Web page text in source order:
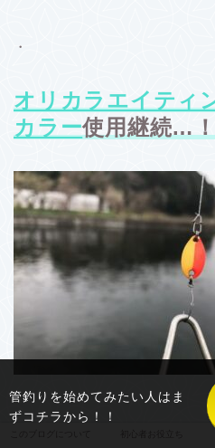
・
オリカラエイティ
カラー使用継続…！
こ
管釣りを始めてみたい人はま
ずコチラから！！